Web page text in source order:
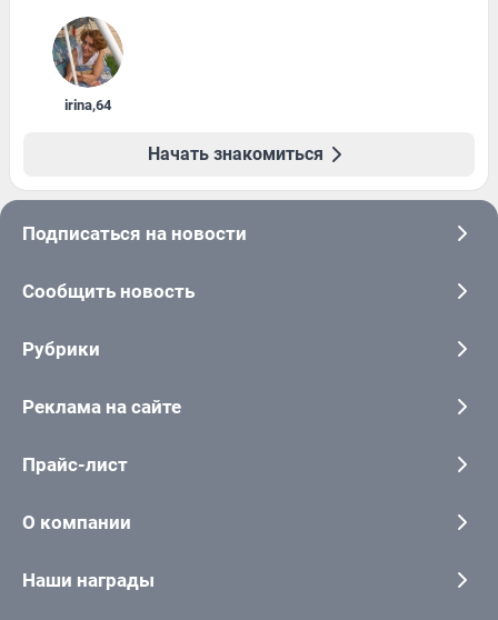
irina,64
Начать знакомиться
Подписаться на новости
Сообщить новость
Рубрики
Реклама на сайте
Прайс-лист
О компании
Наши награды